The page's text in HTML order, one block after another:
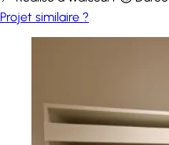
Projet similaire ?